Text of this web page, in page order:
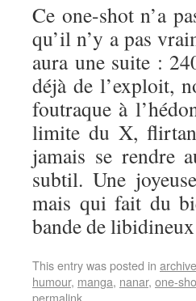
Ce one-shot n’a
qu’il n’y a pas
aura une suite :
déjà de l’exploit,
foutraque à
limite du X,
jamais se rendre
subtil. Une
mais qui fait du
bande de
This entry was posted in
humour, manga, nanar, one-
permalink